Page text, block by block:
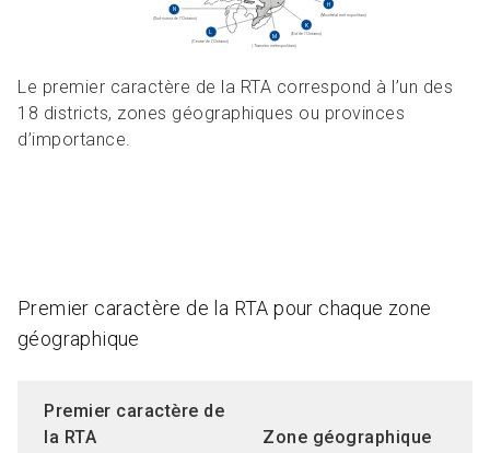
Le premier caractère de la RTA correspond à l’un des
18 districts, zones géographiques ou provinces
d’importance.
Premier caractère de la RTA pour chaque zone
géographique
Premier caractère de
la RTA
Zone géographique